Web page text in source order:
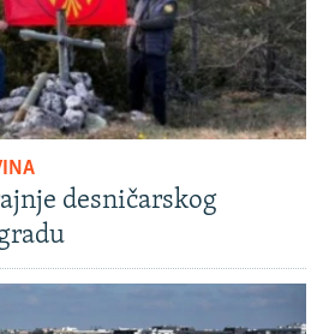
desničarskog